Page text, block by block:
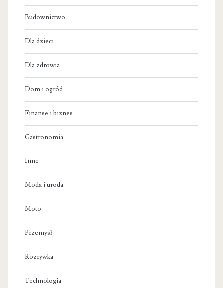
Budownictwo
Dla dzieci
Dla zdrowia
Dom i ogród
Finanse i biznes
Gastronomia
Inne
Moda i uroda
Moto
Przemysł
Rozrywka
Technologia